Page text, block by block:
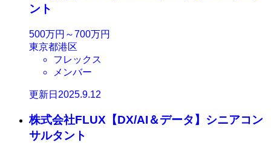
ント
500万円～700万円
東京都港区
フレックス
メンバー
更新日2025.9.12
株式会社FLUX【DX/AI＆データ】シニアコン
サルタント